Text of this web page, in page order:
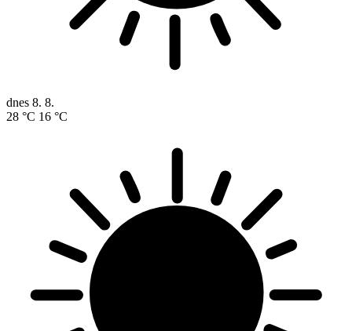
dnes 8. 8.
28 °C 16 °C